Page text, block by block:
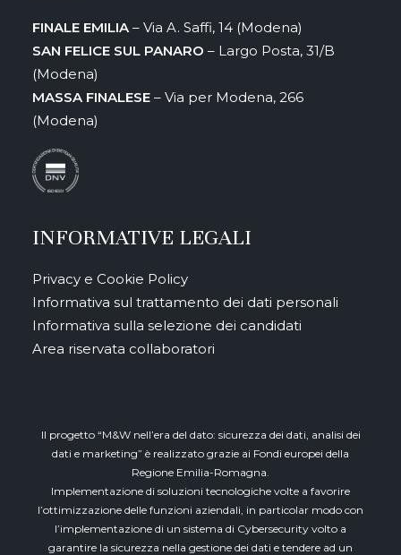
FINALE EMILIA – Via A. Saffi, 14 (Modena)
SAN FELICE SUL PANARO – Largo Posta, 31/B
(Modena)
MASSA FINALESE – Via per Modena, 266
(Modena)
INFORMATIVE LEGALI
Privacy e Cookie Policy
Informativa sul trattamento dei dati personali
Informativa sulla selezione dei candidati
Area riservata collaboratori
Il progetto “M&W nell’era del dato: sicurezza dei dati, analisi dei
dati e marketing” è realizzato grazie ai Fondi europei della
Regione Emilia-Romagna.
Implementazione di soluzioni tecnologiche volte a favorire
l’ottimizzazione delle funzioni aziendali, in particolar modo con
l’implementazione di un sistema di Cybersecurity volto a
garantire la sicurezza nella gestione dei dati e tendere ad un